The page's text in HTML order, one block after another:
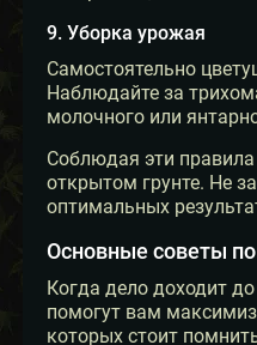
9. Уборка урожая
Самостоятельно
Наблюдайте за
молочного или
Соблюдая эти
открытом грунте. Не
оптимальных
Основные советы
Когда дело доходит
помогут вам
которых стоит